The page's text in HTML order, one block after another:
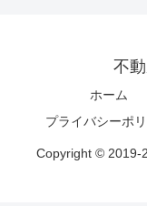
不
ホーム
プライバシーポ
Copyright © 2019-